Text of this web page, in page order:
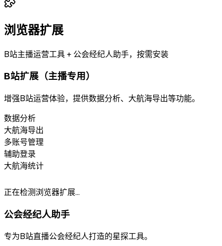
浏览器扩展
B站主播运营工具 + 公会经纪人助手，按需安装
B站扩展（主播专用）
增强B站运营体验，提供数据分析、大航海导出等功能。
数据分析
大航海导出
多账号管理
辅助登录
大航海统计
正在检测浏览器扩展…
公会经纪人助手
专为B站直播公会经纪人打造的星探工具。